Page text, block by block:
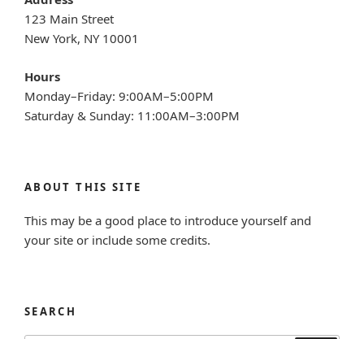
123 Main Street
New York, NY 10001
Hours
Monday–Friday: 9:00AM–5:00PM
Saturday & Sunday: 11:00AM–3:00PM
ABOUT THIS SITE
This may be a good place to introduce yourself and
your site or include some credits.
SEARCH